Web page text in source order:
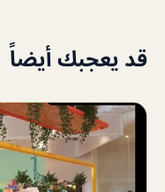
قد يعجبك أيضاً